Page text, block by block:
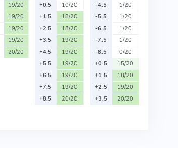
19/20
19/20
19/20
19/20
20/20
+0.5
10/20
+1.5
18/20
+2.5
18/20
+3.5
19/20
+4.5
19/20
+5.5
19/20
+6.5
19/20
+7.5
19/20
+8.5
20/20
-4.5
1/20
-5.5
1/20
-6.5
1/20
-7.5
1/20
-8.5
0/20
+0.5
15/20
+1.5
18/20
+2.5
19/20
+3.5
20/20